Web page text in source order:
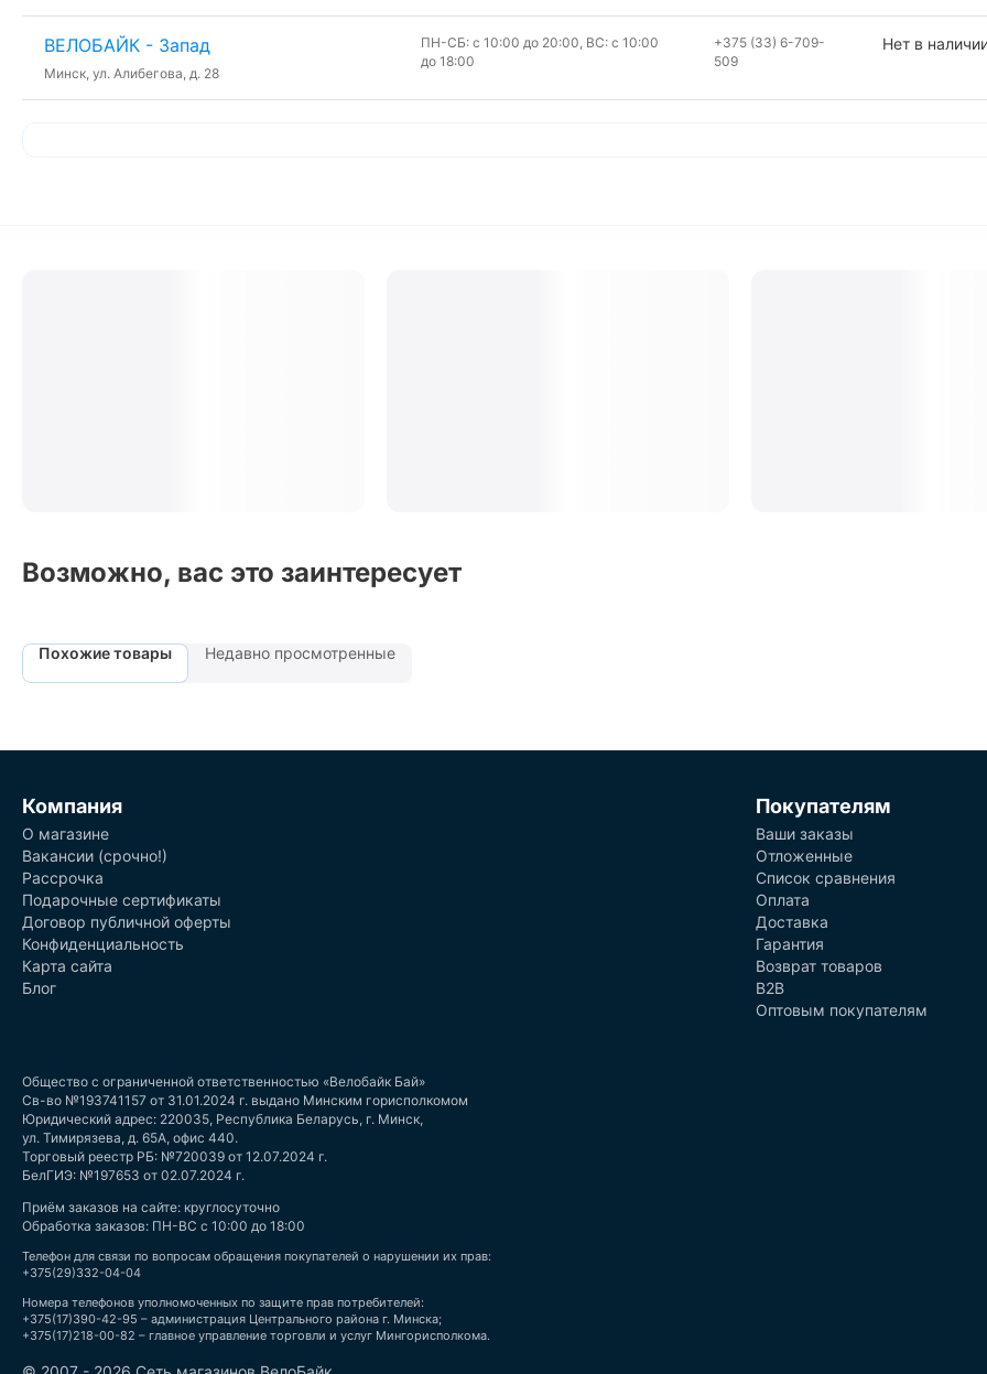
ВЕЛОБАЙК - Запад
Минск, ул. Алибегова, д. 28
ПН-СБ: с 10:00 до 20:00, ВС: с 10:00
до 18:00
+375 (33) 6-709-
509
Нет в
Возможно, вас это заинтересует
Похожие товары Недавно просмотренные
Компания
О магазине
Вакансии (срочно!)
Рассрочка
Подарочные сертификаты
Договор публичной оферты
Конфиденциальность
Карта сайта
Блог
Покупателям
Ваши заказы
Отложенные
Список сравнения
Оплата
Доставка
Гарантия
Возврат товаров
B2B
Оптовым покупателям
Общество с ограниченной ответственностью «Велобайк Бай»
Св-во №193741157 от 31.01.2024 г. выдано Минским горисполкомом
Юридический адрес: 220035, Республика Беларусь, г. Минск,
ул. Тимирязева, д. 65А, офис 440.
Торговый реестр РБ: №720039 от 12.07.2024 г.
БелГИЭ: №197653 от 02.07.2024 г.
Приём заказов на сайте: круглосуточно
Обработка заказов: ПН-ВС с 10:00 до 18:00
Телефон для связи по вопросам обращения покупателей о нарушении их прав:
+375(29)332-04-04
Номера телефонов уполномоченных по защите прав потребителей:
+375(17)390-42-95 – администрация Центрального района г. Минска;
+375(17)218-00-82 – главное управление торговли и услуг Мингорисполкома.